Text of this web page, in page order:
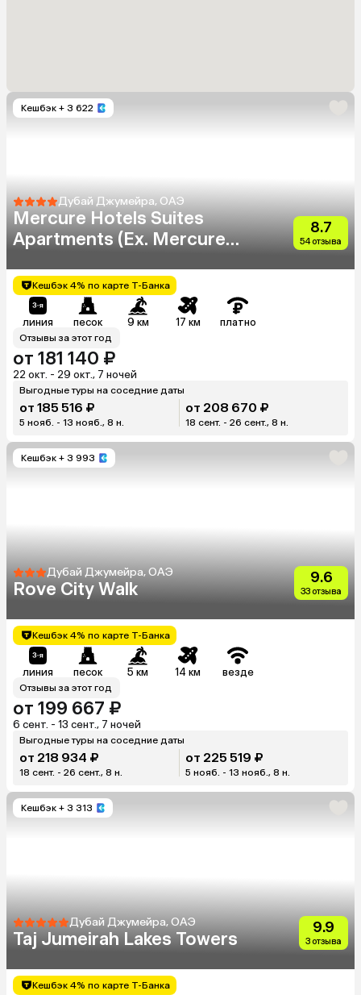
Кешбэк + 3 622
Дубай Джумейра, ОАЭ
Mercure Hotels Suites
Apartments (Ex. Mercure
8.7
54 отзыва
Кешбэк 4% по карте Т-Банка
линия песок 9 км 17 км платно
Отзывы за этот год
от 181 140 ₽
22 окт. - 29 окт., 7 ночей
Выгодные туры на соседние даты
от 185 516 ₽
5 нояб. - 13 нояб., 8 н.
от 208 670 ₽
18 сент. - 26 сент., 8 н.
Кешбэк + 3 993
Дубай Джумейра, ОАЭ
Rove City Walk
9.6
33 отзыва
Кешбэк 4% по карте Т-Банка
линия песок 5 км 14 км везде
Отзывы за этот год
от 199 667 ₽
6 сент. - 13 сент., 7 ночей
Выгодные туры на соседние даты
от 218 934 ₽
18 сент. - 26 сент., 8 н.
от 225 519 ₽
5 нояб. - 13 нояб., 8 н.
Кешбэк + 3 313
Дубай Джумейра, ОАЭ
Taj Jumeirah Lakes Towers
9.9
3 отзыва
Кешбэк 4% по карте Т-Банка